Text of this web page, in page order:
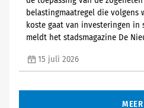
belastingmaatregel die volgens
koste gaat van investeringen in
meldt het stadsmagazine De
15 juli 2026
MEER